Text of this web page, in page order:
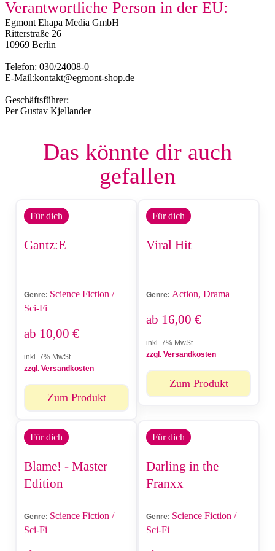
Verantwortliche Person in der EU:
Egmont Ehapa Media GmbH
Ritterstraße 26
10969 Berlin
Telefon: 030/24008-0
E-Mail:kontakt@egmont-shop.de
Geschäftsführer:
Per Gustav Kjellander
Das könnte dir auch
gefallen
Für dich
Gantz:E
Genre: Science Fiction /
Sci-Fi
ab 10,00 €
inkl. 7% MwSt.
zzgl. Versandkosten
Zum Produkt
Für dich
Viral Hit
Genre: Action, Drama
ab 16,00 €
inkl. 7% MwSt.
zzgl. Versandkosten
Zum Produkt
Für dich
Blame! - Master
Edition
Genre: Science Fiction /
Sci-Fi
Für dich
Darling in the
Franxx
Genre: Science Fiction /
Sci-Fi